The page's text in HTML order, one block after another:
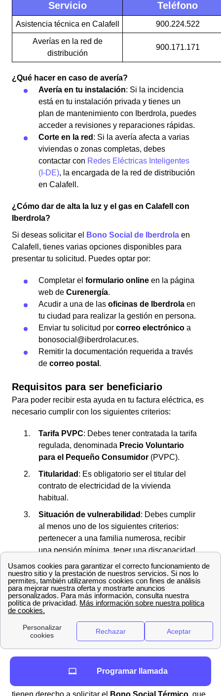
Servicio Teléfono
Asistencia técnica en Calafell 900.224.522
Averías en la red de
distribución
900.171.171
¿Qué hacer en caso de avería?
Avería en tu instalación: Si la incidencia
está en tu instalación privada y tienes un
plan de mantenimiento con Iberdrola, puedes
acceder a revisiones y reparaciones rápidas.
Corte en la red : Si la avería afecta a varias
viviendas o zonas completas, debes
contactar con Redes Eléctricas Inteligentes
(I-DE), la encargada de la red de distribución
en Calafell.
¿Cómo dar de alta la luz y el gas en Calafell con
Iberdrola?
Si deseas solicitar el
Bono Social de Iberdrola en
Calafell, tienes varias opciones disponibles para
presentar tu solicitud. Puedes optar por:
Completar el formulario online en la página
web de Curenergía.
Acudir a una de las oficinas de Iberdrola en
tu ciudad para realizar la gestión en persona.
Enviar tu solicitud por correo electrónico a
bonosocial@iberdrolacur.es.
Remitir la documentación requerida a través
de correo postal .
Requisitos para ser beneficiario
Para poder recibir esta ayuda en tu factura eléctrica, es
necesario cumplir con los siguientes criterios:
Tarifa PVPC: Debes tener contratada la tarifa
regulada, denominada Precio Voluntario
para el Pequeño Consumidor (PVPC).
Titularidad : Es obligatorio ser el titular del
contrato de electricidad de la vivienda
habitual.
Situación de vulnerabilidad : Debes cumplir
al menos uno de los siguientes criterios:
pertenecer a una familia numerosa, recibir
una pensión mínima, tener una discapacidad
igual o superior al 33%, o ser víctima de
violencia de género o terrorismo.
Duración y renovación
La ayuda tiene una duración de
tiempo, si sigues cumpliendo con los requisitos, podrás
renovar la solicitud para continuar beneficiándote del
Bono Social TérmicoProgramar llamada